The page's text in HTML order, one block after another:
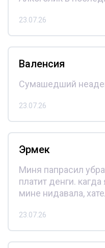
23.07.26
Валенсия
Сумашедший
23.07.26
Эрмек
Миня папрасил
платит денги.
мине нидавала,
23.07.26